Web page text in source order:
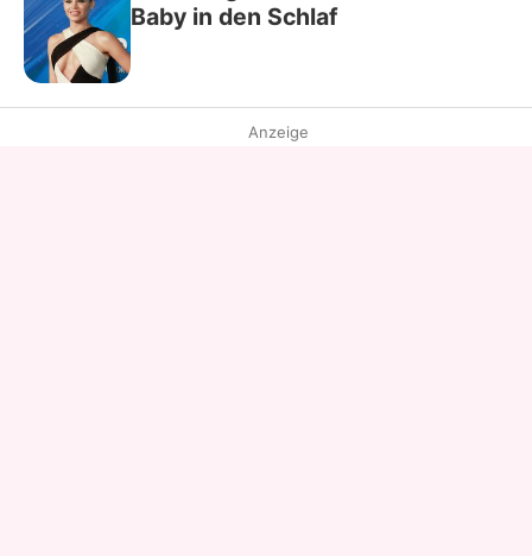
Baby in den Schlaf
Anzeige